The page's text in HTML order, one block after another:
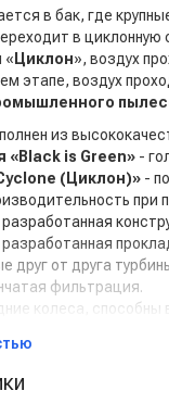
в бак, где
в
« Циклон», воздух
этапе, воздух
из
«Black is Green» -
(Циклон)» -
при
друг от друга
фильтрация.
колеса, способны
работ.